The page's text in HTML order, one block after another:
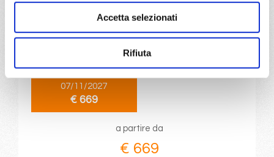
Accetta selezionati
Rifiuta
Transoceaniche16 giorni
07/11/2027
€ 669
a partire da
€ 669